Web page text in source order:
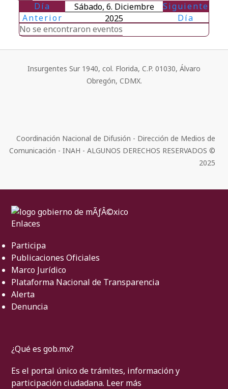
Día
Anterior
Sábado, 6. Diciembre
2025
Siguiente
Día
No se encontraron eventos
Insurgentes Sur 1940, col. Florida, C.P. 01030, Álvaro
Obregón, CDMX.
Coordinación Nacional de Difusión - Dirección de Medios de
Comunicación - INAH - ALGUNOS DERECHOS RESERVADOS ©
2025
Enlaces
Participa
Publicaciones Oficiales
Marco Jurídico
Plataforma Nacional de Transparencia
Alerta
Denuncia
¿Qué es gob.mx?
Es el portal único de trámites, información y
participación ciudadana. Leer más